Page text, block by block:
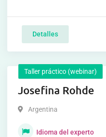
Detalles
Taller práctico (webinar)
Josefina Rohde
Argentina
Idioma del experto